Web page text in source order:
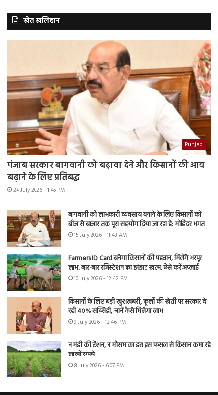
खेत खलिहान
Punjab
पंजाब सरकार बागवानी को बढ़ावा देने और किसानों की आय
बढ़ाने के लिए प्रतिबद्ध
24 July 2026 - 1:45 PM
बागवानी को लाभकारी व्यवसाय बनाने के लिए किसानों को
बीज से बाजार तक पूरा सहयोग दिया जा रहा है: मोहिंदर भगत
15 July 2026 - 11:43 AM
Farmers ID Card बनेगा किसानों की पहचान, मिलेंगे भरपूर
लाभ, बार-बार रजिस्ट्रेशन का झंझट खत्म, ऐसे करें अप्लाई
10 July 2026 - 12:42 PM
किसानों के लिए बड़ी खुशखबरी, फूलों की खेती पर सरकार दे
रही 40% सब्सिडी, जानें कैसे मिलेगा लाभ
9 July 2026 - 12:46 PM
न मंडी की टेंशन, न मौसम का डर! इस फसल से किसान कमा रहे
लाखों रुपये
8 July 2026 - 6:07 PM